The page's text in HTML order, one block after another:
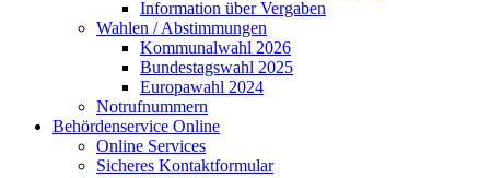
Information über Vergaben
Wahlen / Abstimmungen
Kommunalwahl 2026
Bundestagswahl 2025
Europawahl 2024
Notrufnummern
Behördenservice Online
Online Services
Sicheres Kontaktformular